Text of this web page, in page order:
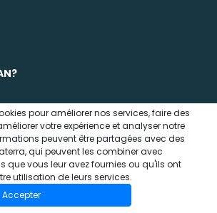
pour améliorer nos services, faire des
votre expérience et analyser notre
peuvent être partagées avec des
qui peuvent les combiner avec
que vous leur avez fournies ou qu'ils ont
utilisation de leurs services.
Accepter